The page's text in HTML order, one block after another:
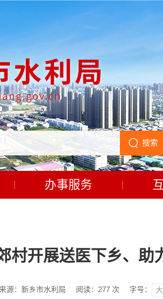
办事服务
村开展送医下乡、助
源：新乡市水利局 阅读： 277 次 字号： 大